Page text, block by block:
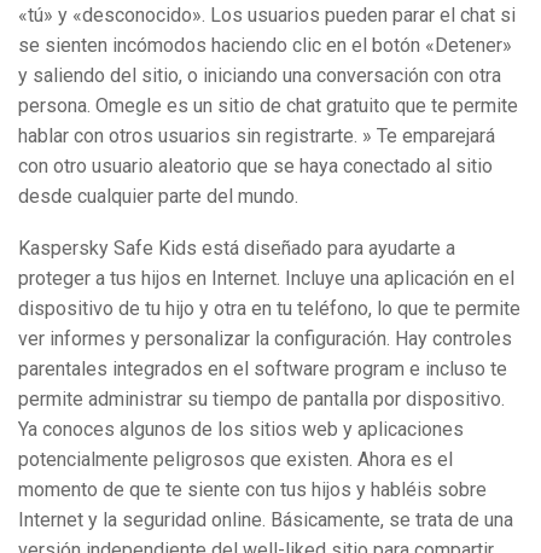
«tú» y «desconocido». Los usuarios pueden parar el chat si
se sienten incómodos haciendo clic en el botón «Detener»
y saliendo del sitio, o iniciando una conversación con otra
persona. Omegle es un sitio de chat gratuito que te permite
hablar con otros usuarios sin registrarte. » Te emparejará
con otro usuario aleatorio que se haya conectado al sitio
desde cualquier parte del mundo.
Kaspersky Safe Kids está diseñado para ayudarte a
proteger a tus hijos en Internet. Incluye una aplicación en el
dispositivo de tu hijo y otra en tu teléfono, lo que te permite
ver informes y personalizar la configuración. Hay controles
parentales integrados en el software program e incluso te
permite administrar su tiempo de pantalla por dispositivo.
Ya conoces algunos de los sitios web y aplicaciones
potencialmente peligrosos que existen. Ahora es el
momento de que te siente con tus hijos y habléis sobre
Internet y la seguridad online. Básicamente, se trata de una